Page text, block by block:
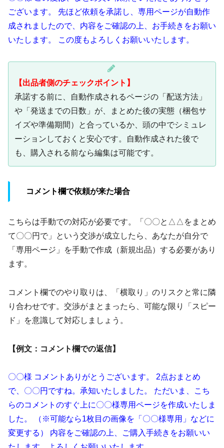
ございます。 先ほど依頼を承諾し、専用ページが自動作
成されましたので、内容をご確認の上、お手続きをお願い
いたします。 この度もよろしくお願いいたします。
【出品者側のチェックポイント】
承諾する前に、自動作成されるページの「配送方法」
や「発送までの日数」が、まとめた後の実態（梱包サ
イズや準備期間）と合っているか、頭の中でシミュレ
ーションしておくと安心です。自動作成された後で
も、購入される前なら編集は可能です。
コメント欄で依頼が来た場合
こちらは手動での対応が必要です。「〇〇と△△をまとめ
て〇〇円で」という交渉が成立したら、あなたが自分で
「専用ページ」を手動で作成（新規出品）する必要があり
ます。
コメント欄でのやり取りは、
「横取り」のリスクと常に隣
り合わせです。交渉がまとまったら、可能な限り「スピー
ド」を意識して対応しましょう。
【例文：コメント欄での返信】
〇〇様 コメントありがとうございます。 2点おまとめ
で、〇〇円ですね。承知いたしました。 ただいま、こち
らのコメントのすぐ上に〇〇様専用ページを作成いたしま
した。 （※可能なら1枚目の画像を「〇〇様専用」などに
変更する） 内容をご確認の上、ご購入手続きをお願いい